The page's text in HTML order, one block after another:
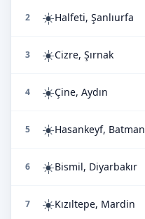
2 ☀️Halfeti, Şanlıurfa
3 ☀️Cizre, Şırnak
4 ☀️Çine, Aydın
5 ☀️Hasankeyf, Batman
6 ☀️Bismil, Diyarbakır
7 ☀️Kızıltepe, Mardin